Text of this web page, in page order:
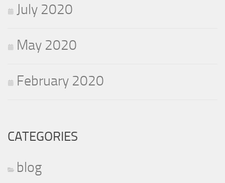
July 2020
May 2020
February 2020
CATEGORIES
blog